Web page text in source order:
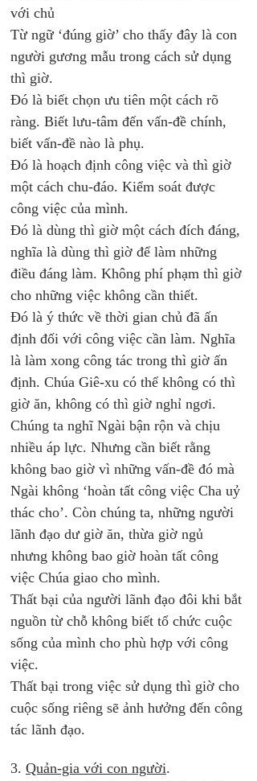
với chủ
Từ ngữ ‘đúng giờ’ cho thấy đây là con
người gương mẫu trong cách sử dụng
thì giờ.
Đó là biết chọn ưu tiên một cách rõ
ràng. Biết lưu-tâm đến vấn-đề chính,
biết vấn-đề nào là phụ.
Đó là hoạch định công việc và thì giờ
một cách chu-đáo. Kiểm soát được
công việc của mình.
Đó là dùng thì giờ một cách đích đáng,
nghĩa là dùng thì giờ để làm những
điều đáng làm. Không phí phạm thì giờ
cho những việc không cần thiết.
Đó là ý thức về thời gian chủ đã ấn
định đối với công việc cần làm. Nghĩa
là làm xong công tác trong thì giờ ấn
định. Chúa Giê-xu có thể không có thì
giờ ăn, không có thì giờ nghỉ ngơi.
Chúng ta nghĩ Ngài bận rộn và chịu
nhiều áp lực. Nhưng cần biết rằng
không bao giờ vì những vấn-đề đó mà
Ngài không ‘hoàn tất công việc Cha uỷ
thác cho’. Còn chúng ta, những người
lãnh đạo dư giờ ăn, thừa giờ ngủ
nhưng không bao giờ hoàn tất công
việc Chúa giao cho mình.
Thất bại của người lãnh đạo đôi khi bắt
nguồn từ chỗ không biết tổ chức cuộc
sống của mình cho phù hợp với công
việc.
Thất bại trong việc sử dụng thì giờ cho
cuộc sống riêng sẽ ảnh hưởng đến công
tác lãnh đạo.
3. Quản-gia với con người.